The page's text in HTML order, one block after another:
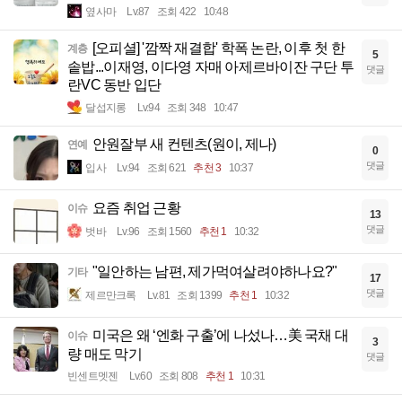
옆사마 Lv.87 조회 422 10:48
계층 [오피셜] '깜짝 재결합' 학폭 논란, 이후 첫 한
솥밥...이재영, 이다영 자매 아제르바이잔 구단 투
란VC 동반 입단
달섭지롱 Lv.94 조회 348 10:47
5
댓글
연예 안원잘부 새 컨텐츠(원이, 제나)
입사 Lv.94 조회 621 추천 3 10:37
0
댓글
이슈 요즘 취업 근황
벗바 Lv.96 조회 1560 추천 1 10:32
13
댓글
기타 "일안하는 남편, 제가먹여살려야하나요?"
제르만크록 Lv.81 조회 1399 추천 1 10:32
17
댓글
이슈 미국은 왜 ‘엔화 구출’에 나섰나…美 국채 대
량 매도 막기
빈센트멧젠 Lv.60 조회 808 추천 1 10:31
3
댓글